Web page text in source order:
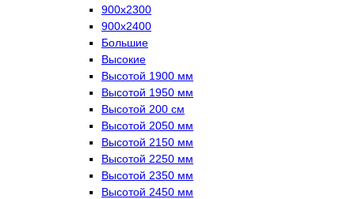
900х2300
900х2400
Большие
Высокие
Высотой 1900 мм
Высотой 1950 мм
Высотой 200 см
Высотой 2050 мм
Высотой 2150 мм
Высотой 2250 мм
Высотой 2350 мм
Высотой 2450 мм